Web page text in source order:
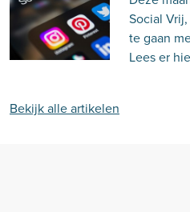
Social
te gaan
Lees er
Bekijk alle artikelen